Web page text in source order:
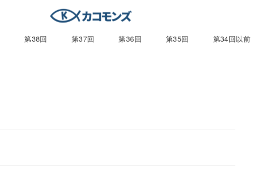
第38回 第37回 第36回 第35回 第34回以前